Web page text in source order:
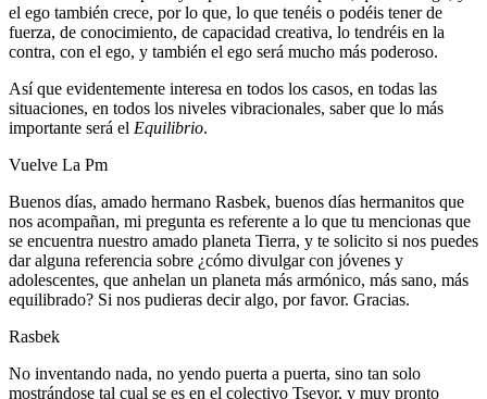
el ego también crece, por lo que, lo que tenéis o podéis tener de
fuerza, de conocimiento, de capacidad creativa, lo tendréis en la
contra, con el ego, y también el ego será mucho más poderoso.
Así que evidentemente interesa en todos los casos, en todas las
situaciones, en todos los niveles vibracionales, saber que lo más
importante será el Equilibrio.
Vuelve La Pm
Buenos días, amado hermano Rasbek, buenos días hermanitos que
nos acompañan, mi pregunta es referente a lo que tu mencionas que
se encuentra nuestro amado planeta Tierra, y te solicito si nos puedes
dar alguna referencia sobre ¿cómo divulgar con jóvenes y
adolescentes, que anhelan un planeta más armónico, más sano, más
equilibrado? Si nos pudieras decir algo, por favor. Gracias.
Rasbek
No inventando nada, no yendo puerta a puerta, sino tan solo
mostrándose tal cual se es en el colectivo Tseyor, y muy pronto